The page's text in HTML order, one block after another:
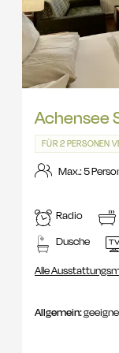
Achensee
FÜR 2 PERSONEN
Max.: 5
Radio
Dusche
Alle
Allgemein: